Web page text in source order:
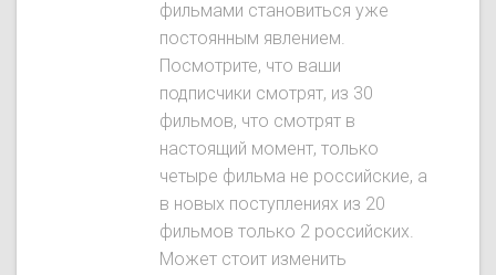
фильмами становиться уже
постоянным явлением.
Посмотрите, что ваши
подписчики смотрят, из 30
фильмов, что смотрят в
настоящий момент, только
четыре фильма не российские, а
в новых поступлениях из 20
фильмов только 2 российских.
Может стоит изменить